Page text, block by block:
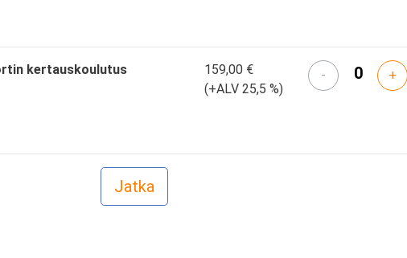
kertauskoulutus
159,00 €
(+ALV 25,5 %)
- +